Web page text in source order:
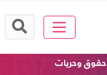
حقوق وحريات